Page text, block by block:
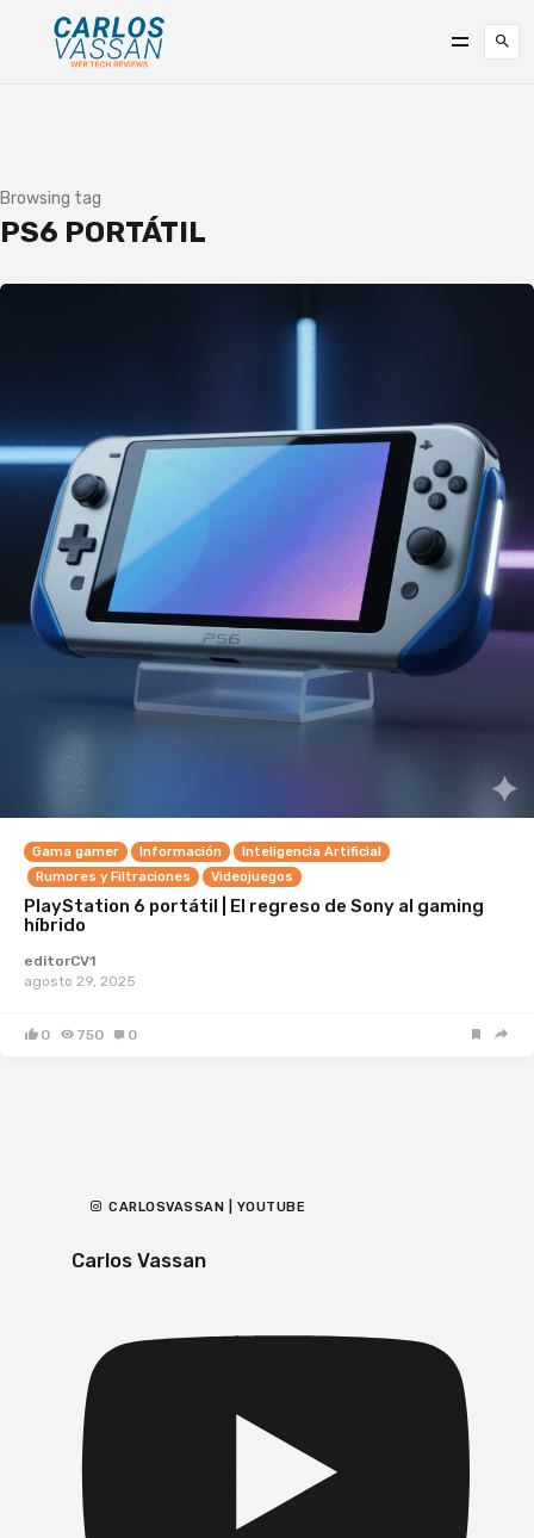
Browsing tag
PS6 PORTÁTIL
Gama gamer Información
Inteligencia Artificial
Rumores y Filtraciones
Videojuegos
PlayStation 6 portátil | El regreso de Sony al gaming
híbrido
editorCV1
agosto 29, 2025
0 750 0
CARLOSVASSAN | YOUTUBE
Carlos Vassan